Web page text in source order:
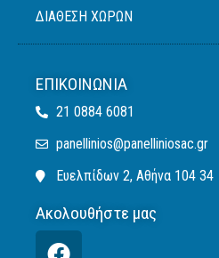
ΔΙΑΘΕΣΗ ΧΩΡΩΝ
ΕΠΙΚΟΙΝΩΝΊΑ
21 0884 6081
panellinios@panelliniosac.gr
Ευελπίδων 2, Αθήνα 104 34
Ακολουθήστε μας